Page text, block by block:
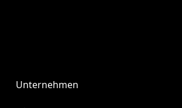
Unternehmen